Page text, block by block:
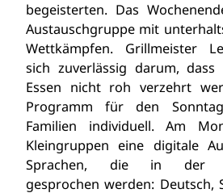
begeisterten. Das
Austauschgruppe mit
Wettkämpfen. Grillmeister
sich zuverlässig darum,
Essen nicht roh verzehrt
Programm für den
Familien individuell. Am
Kleingruppen eine digitale
Sprachen, die in der
gesprochen werden: Deutsch,